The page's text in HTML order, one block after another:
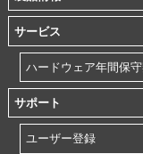
サービス
ハードウェア年間保
サポート
ユーザー登録